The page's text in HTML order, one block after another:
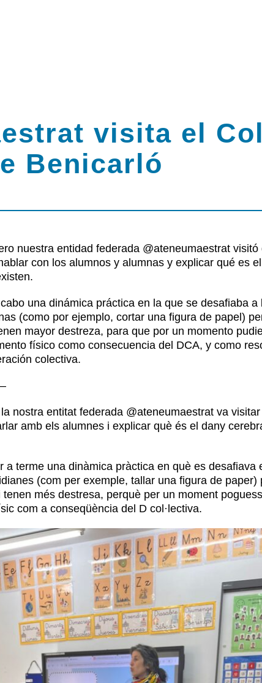
visita el
Benicarló
nuestra entidad federada @ateneumaestratvisitó
con los alumnos y alumnas y explicar qué es
una dinámica práctica en la que se desafiaba a
(como por ejemplo, cortar una figura de papel)
mayor destreza, para que por un momento
físico como consecuencia del DCA, y como
colectiva.
nostra entitat federada @ateneumaestratva visitar
amb els alumnes i explicar què és el dany
a terme una dinàmica pràctica en què es desafiava
(com per exemple, tallar una figura de paper)
més destresa, perquè per un moment
com a conseqüència del D col·lectiva.